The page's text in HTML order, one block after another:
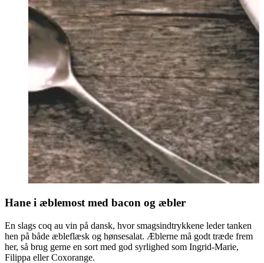
Hane i æblemost med bacon og æbler
En slags coq au vin på dansk, hvor smagsindtrykkene leder tanken
hen på både æbleflæsk og hønsesalat. Æblerne må godt træde frem
her, så brug gerne en sort med god syrlighed som Ingrid-Marie,
Filippa eller Coxorange.